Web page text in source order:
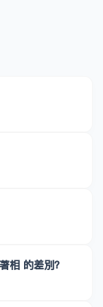
相 的差別？